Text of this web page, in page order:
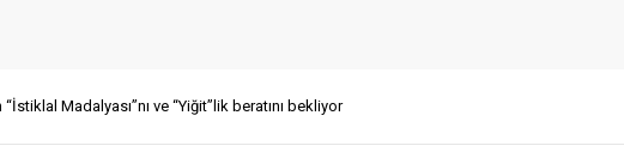
“İstiklal Madalyası”nı ve “Yiğit”lik beratını bekliyor